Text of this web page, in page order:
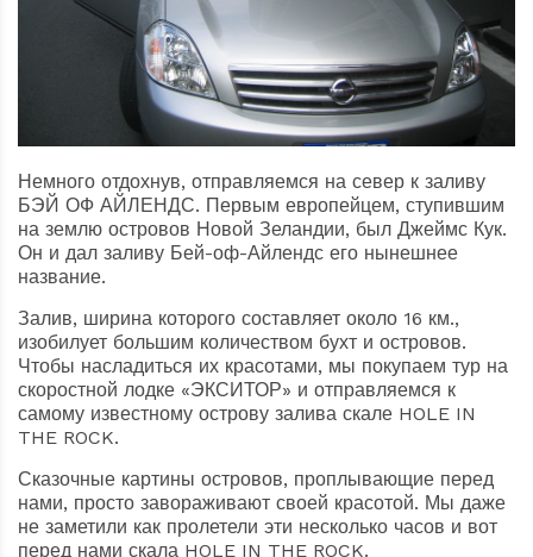
Немного отдохнув, отправляемся на север к заливу
БЭЙ ОФ АЙЛЕНДС. Первым европейцем, ступившим
на землю островов Новой Зеландии, был Джеймс Кук.
Он и дал заливу Бей-оф-Айлендс его нынешнее
название.
Залив, ширина которого составляет около 16 км.,
изобилует большим количеством бухт и островов.
Чтобы насладиться их красотами, мы покупаем тур на
скоростной лодке «ЭКСИТОР» и отправляемся к
самому известному острову залива скале HOLE IN
THE ROCK.
Сказочные картины островов, проплывающие перед
нами, просто завораживают своей красотой. Мы даже
не заметили как пролетели эти несколько часов и вот
перед нами скала HOLE IN THE ROCK.